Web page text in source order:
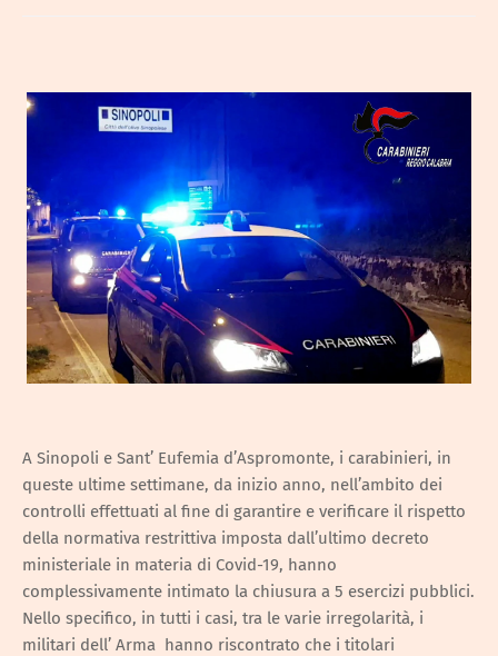
A Sinopoli e Sant’ Eufemia d’Aspromonte, i carabinieri, in
queste ultime settimane, da inizio anno, nell’ambito dei
controlli effettuati al fine di garantire e verificare il rispetto
della normativa restrittiva imposta dall’ultimo decreto
ministeriale in materia di Covid-19, hanno
complessivamente intimato la chiusura a 5 esercizi pubblici.
Nello specifico, in tutti i casi, tra le varie irregolarità, i
militari dell’ Arma hanno riscontrato che i titolari